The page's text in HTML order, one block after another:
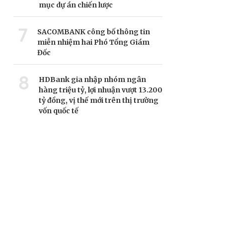
mục dự án chiến lược
7
SACOMBANK công bố thông tin
miễn nhiệm hai Phó Tổng Giám
Đốc
8
HDBank gia nhập nhóm ngân
hàng triệu tỷ, lợi nhuận vượt 13.200
tỷ đồng, vị thế mới trên thị trường
vốn quốc tế